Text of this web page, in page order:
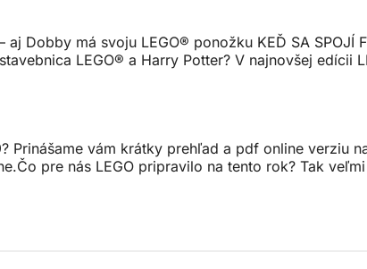
Dobby má svoju LEGO® ponožku KEĎ SA SPOJÍ
LEGO® a Harry Potter? V najnovšej edícii
Prinášame vám krátky prehľad a pdf online verziu
pre nás LEGO pripravilo na tento rok? Tak